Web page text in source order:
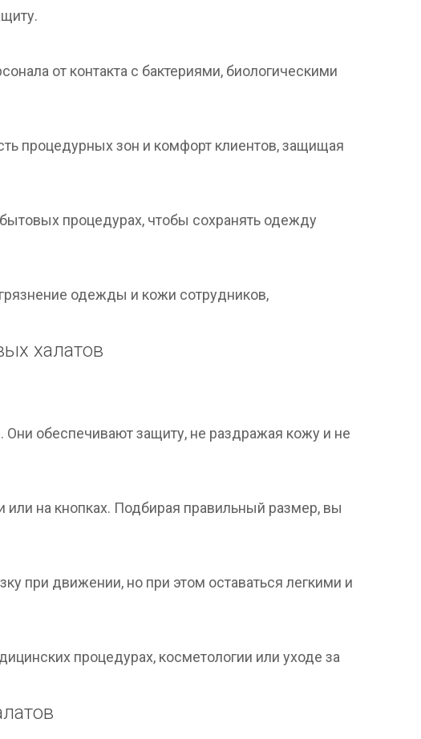
от контакта с бактериями, биологическими
процедурных зон и комфорт клиентов, защищая
процедурах, чтобы сохранять одежду
одежды и кожи сотрудников,
халатов
обеспечивают защиту, не раздражая кожу и не
на кнопках. Подбирая правильный размер, вы
при движении, но при этом оставаться легкими и
процедурах, косметологии или уходе за